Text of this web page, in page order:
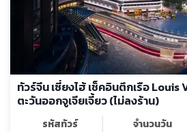
ทัวร์จีน เซี่ยงไฮ้ เช็คอินตึกเรือ Louis
ตะวันออกจูเจียเจี้ยว (ไม่ลงร้าน)
รหัสทัวร์
จำนวนวัน